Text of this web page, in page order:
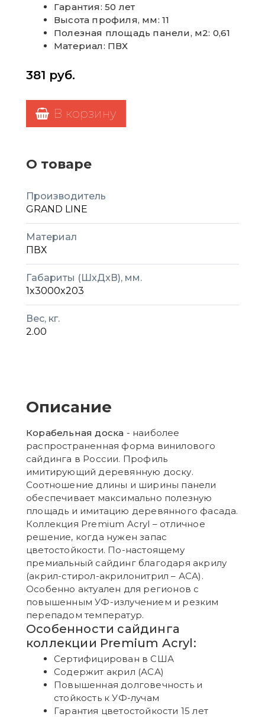
Гарантия: 50 лет
Высота профиля, мм: 11
Полезная площадь панели, м2: 0,61
Материал: ПВХ
381 руб.
В корзину
О товаре
Производитель
GRAND LINE
Материал
ПВХ
Габариты (ШxДxВ), мм.
1x3000x203
Вес, кг.
2.00
Описание
Корабельная доска - наиболее
распространенная форма винилового
сайдинга в России. Профиль
имитирующий деревянную доску.
Соотношение длины и ширины панели
обеспечивает максимально полезную
площадь и имитацию деревянного фасада.
Коллекция Premium Acryl – отличное
решение, когда нужен запас
цветостойкости. По-настоящему
премиальный сайдинг благодаря акрилу
(акрил-стирол-акрилонитрил – АСА).
Особенно актуален для регионов с
повышенным УФ-излучением и резким
перепадом температур.
Особенности сайдинга
коллекции Premium Acryl:
Сертифицирован в США
Содержит акрил (АСА)
Повышенная долговечность и
стойкость к УФ-лучам
Гарантия цветостойкости 15 лет